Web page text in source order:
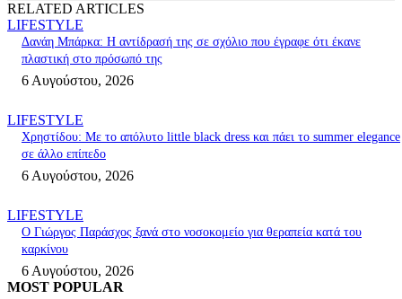
RELATED ARTICLES
LIFESTYLE
Δανάη Μπάρκα: Η αντίδρασή της σε σχόλιο που έγραφε ότι έκανε
πλαστική στο πρόσωπό της
6 Αυγούστου, 2026
LIFESTYLE
Χρηστίδου: Με το απόλυτο little black dress και πάει το summer elegance
σε άλλο επίπεδο
6 Αυγούστου, 2026
LIFESTYLE
O Γιώργος Παράσχος ξανά στο νοσοκομείο για θεραπεία κατά του
καρκίνου
6 Αυγούστου, 2026
MOST POPULAR